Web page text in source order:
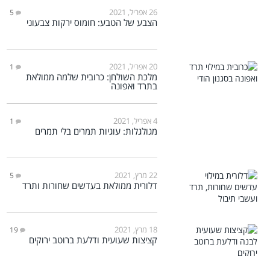
26 אפריל, 2021 5
הצבע של הטבע: חומוס ירקות צבעוני
20 אפריל, 2021 1
מלכת השולחן: כרובית שלמה ממולאת
בתרד ואפונה
4 אפריל, 2021 1
מגולגלות: עוגיות תמרים בלי תמרים
22 מרץ, 2021 5
דלורית ממולאת בעדשים שחורות ותרד
18 מרץ, 2021 19
קציצות שעועית ודלעת ברוטב ירוקים